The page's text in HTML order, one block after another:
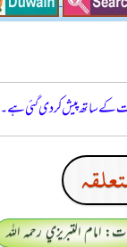
کے ساتھ پیش کر دی گئی ہے۔
امام التبريزي رحمہ اللہ